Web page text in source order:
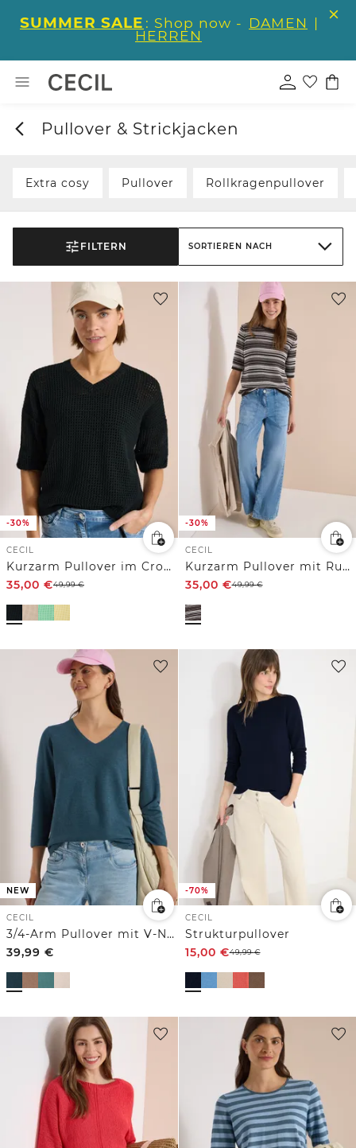
SUMMER SALE : Shop now - DAMEN |
HERREN
Pullover & Strickjacken
Extra cosy Pullover Rollkragenpullover
FILTERN SORTIEREN NACH
-30%
CECIL
Kurzarm Pullover im Crochet-Look
35,00 €49,99€
-30%
CECIL
Kurzarm Pullover mit Rundhals und Streifen
35,00 €49,99€
NEW
CECIL
3/4-Arm Pullover mit V-Neck und Strukturfront
39,99 €
-70%
CECIL
Strukturpullover
15,00 €49,99€